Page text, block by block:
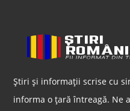
Știri și informații scrise cu
informa o țară întreagă. Ne